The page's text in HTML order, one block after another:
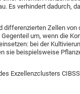
Es verhindert dadurch,
Zellen von
um, wenn die
bei der
sie beispielsweise
Exzellenzclusters